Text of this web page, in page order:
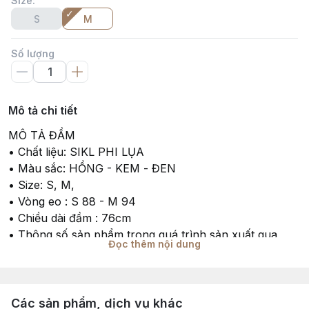
S
M
Số lượng
Mô tả chi tiết
MÔ TẢ ĐẦM
• Chất liệu: SIKL PHI LỤA
• Màu sắc: HỒNG - KEM - ĐEN
• Size: S, M,
• Vòng eo : S 88 - M 94
• Chiều dài đầm : 76cm
• Thông số sản phẩm trong quá trình sản xuất qua
từng đợt sẽ có độ chênh lệch 1–2cm
đo thực tế để chọn size phù hợp
Đọc thêm nội dung
Các sản phẩm, dịch vụ khác